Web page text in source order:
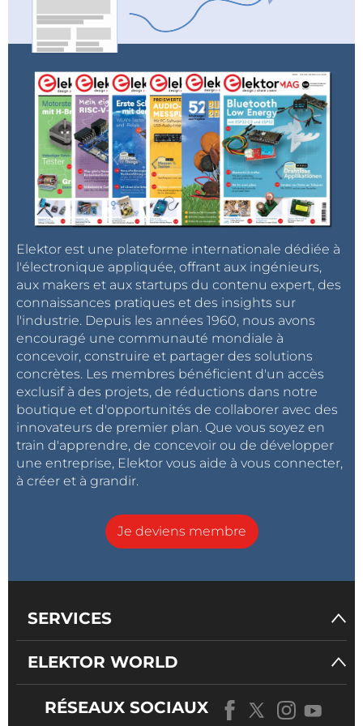
Options d'E/S étendues, y compris un en-tête GPIO
de type Raspberry Pi à 40 broches
Optionnel : prise en charge de la connectivité
mobile 4G/5G avec emplacements intégrés M.2 et
nano carte SIM
Applications
Automatisation et contrôle industriels
Vision industrielle des machines
Scanning industriel
Systèmes d'interface homme-machine (IHM)
Passerelles industrielles
ARTiGO A5000
Le système ultra-compact est conçu pour les
applications d'IA de pointe et dispose d'un processeur AI
intégré pour les tâches avancées d'IA de pointe,
encodage et décodage vidéo 4K H.265/H.264 accélérés
robuste et des options d'E/S étendues telles que HDMI,
Caractéristiques
Accélérateur d'apprentissage profond MediaTek
(MDLA) 3.0 et NPU Cadence Tensilica Vision P6 avec
une capacité jusqu'à 4 TOPS
Elektor est une plateforme internationale dédiée à
l'électronique appliquée, offrant aux ingénieurs,
aux makers et aux startups du contenu expert, des
connaissances pratiques et des insights sur
l'industrie. Depuis les années 1960, nous avons
encouragé une communauté mondiale à
concevoir, construire et partager des solutions
concrètes. Les membres bénéficient d'un accès
exclusif à des projets, de réductions dans notre
boutique et d'opportunités de collaborer avec des
innovateurs de premier plan. Que vous soyez en
train d'apprendre, de concevoir ou de développer
une entreprise, Elektor vous aide à vous connecter,
à créer et à grandir.
Je deviens membre
SERVICES
ELEKTOR WORLD
RÉSEAUX SOCIAUX